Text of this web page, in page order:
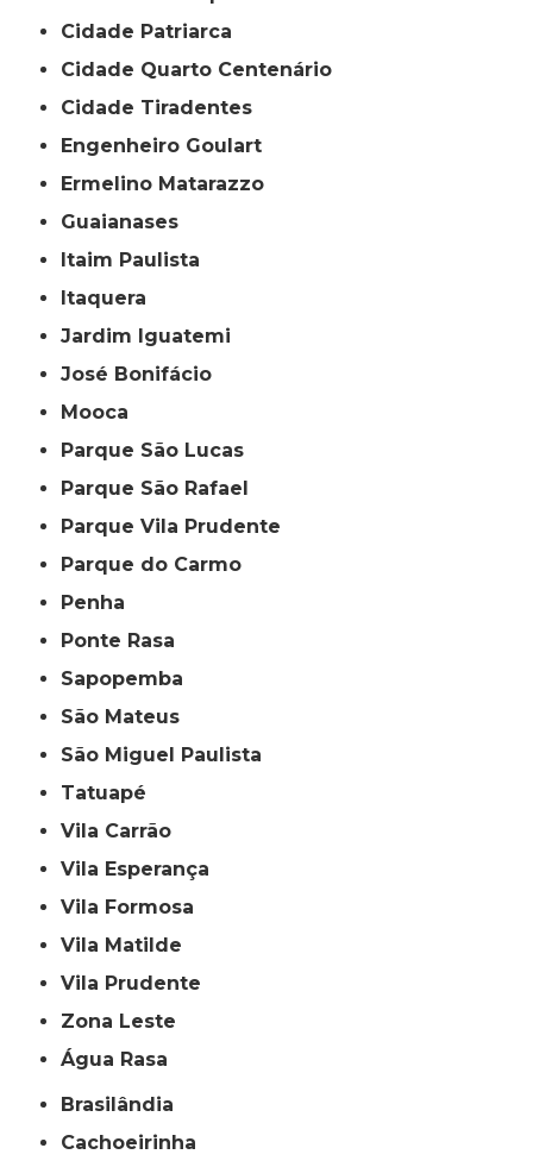
Cidade Patriarca
Cidade Quarto Centenário
Cidade Tiradentes
Engenheiro Goulart
Ermelino Matarazzo
Guaianases
Itaim Paulista
Itaquera
Jardim Iguatemi
José Bonifácio
Mooca
Parque São Lucas
Parque São Rafael
Parque Vila Prudente
Parque do Carmo
Penha
Ponte Rasa
Sapopemba
São Mateus
São Miguel Paulista
Tatuapé
Vila Carrão
Vila Esperança
Vila Formosa
Vila Matilde
Vila Prudente
Zona Leste
Água Rasa
Brasilândia
Cachoeirinha